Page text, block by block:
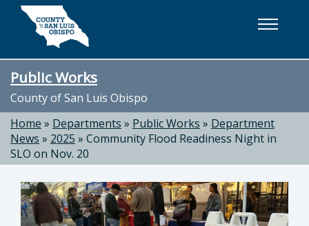
Skip to main content
Public Works
County of San Luis Obispo
Home » Departments » Public Works » Department
News » 2025 » Community Flood Readiness Night in
SLO on Nov. 20